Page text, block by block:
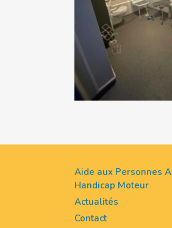
Aide aux Personnes
Handicap Moteur
Actualités
Contact